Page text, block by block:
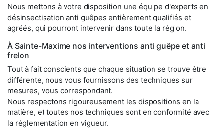
Nous mettons à votre disposition une équipe d'experts en
désinsectisation anti guêpes entièrement qualifiés et
agréés, qui pourront intervenir dans toute la région.
À Sainte-Maxime nos interventions anti guêpe et anti
frelon
Tout à fait conscients que chaque situation se trouve être
différente, nous vous fournissons des techniques sur
mesures, vous correspondant.
Nous respectons rigoureusement les dispositions en la
matière, et toutes nos techniques sont en conformité avec
la réglementation en vigueur.